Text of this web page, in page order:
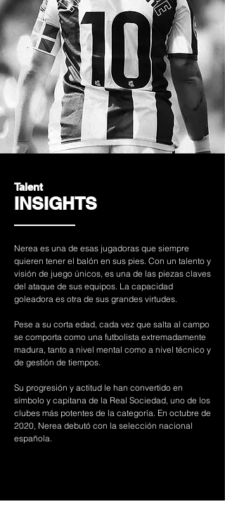
Talent
INSIGHTS
Nerea es una de esas jugadoras que siempre
quieren tener el balón en sus pies. Con un talento y
visión de juego únicos, es una de las piezas claves
del ataque de sus equipos. La capacidad
goleadora es otra de sus grandes virtudes.
Pese a su corta edad, cada vez que salta al campo
se comporta como una futbolista extremadamente
madura, tanto a nivel mental como a nivel técnico y
de gestión de tiempos.
Su progresión y actitud le han convertido en
símbolo y capitana de la Real Sociedad, uno de los
clubes más potentes de la categoría. En octubre de
2020, Nerea debutó con la selección nacional
española.